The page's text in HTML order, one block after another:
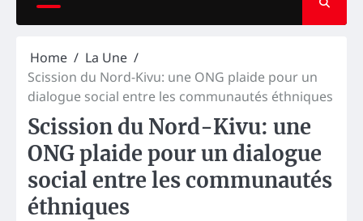
Home
La Une
Scission du Nord-Kivu: une ONG plaide pour un
dialogue social entre les communautés éthniques
Scission du Nord-Kivu: une
ONG plaide pour un dialogue
social entre les communautés
éthniques